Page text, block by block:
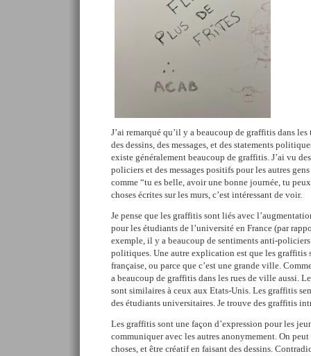
J’ai remarqué qu’il y a beaucoup de graffitis dans
des dessins, des messages, et des statements
existe généralement beaucoup de graffitis. J’ai vu
policiers et des messages positifs pour les autres
comme “tu es belle, avoir une bonne journée, tu
choses écrites sur les murs, c’est intéressant de voir.
Je pense que les graffitis sont liés avec
pour les étudiants de l’université en France (par
exemple, il y a beaucoup de sentiments anti-policiers
politiques. Une autre explication est que les graffitis
française, ou parce que c’est une grande ville.
a beaucoup de graffitis dans les rues de ville aussi.
sont similaires à ceux aux Etats-Unis. Les graffitis
des étudiants universitaires. Je trouve des graffitis
Les graffitis sont une façon d’expression pour les
communiquer avec les autres anonymement. On peut
choses, et être créatif en faisant des dessins.